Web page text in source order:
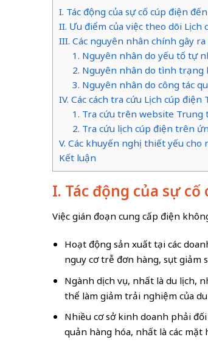
I. Tác động của sự cố cúp điện
II. Ưu điểm của việc theo dõi
III. Các nguyên nhân chính gây
1. Nguyên nhân do yếu tố tự
2. Nguyên nhân do tình trạng
3. Nguyên nhân do công tác
IV. Các cách tra cứu Lịch cúp
1. Tra cứu trên website Trung
2. Tra cứu lịch cúp điện trên
V. Các khuyến nghị thiết yếu
Kết luận
I. Tác động của sự
Việc gián đoạn cung cấp điện
Hoạt động sản xuất tại các
nguy cơ trễ đơn hàng, sụt giảm
Ngành dịch vụ, nhất là du lịch,
thể làm giảm trải nghiệm của
Nhiều cơ sở kinh doanh phải
quản hàng hóa, nhất là các